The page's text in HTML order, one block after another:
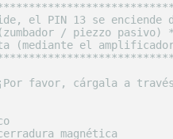
el PIN 13 se enciende
/ piezzo pasivo)
(mediante el amplificador
favor, cárgala a
magnética